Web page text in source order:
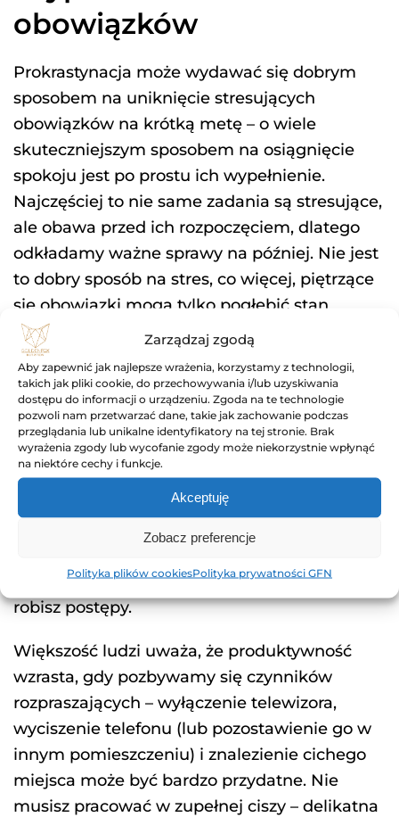
Zarządzaj zgodą
Aby zapewnić jak najlepsze wrażenia, korzystamy z technologii,
takich jak pliki cookie, do przechowywania i/lub uzyskiwania
dostępu do informacji o urządzeniu. Zgoda na te technologie
pozwoli nam przetwarzać dane, takie jak zachowanie podczas
przeglądania lub unikalne identyfikatory na tej stronie. Brak
wyrażenia zgody lub wycofanie zgody może niekorzystnie wpłynąć
na niektóre cechy i funkcje.
Akceptuję
Zobacz preferencje
Polityka plików cookiesPolityka prywatności GFN
obowiązków
Prokrastynacja może wydawać się dobrym
sposobem na uniknięcie stresujących
obowiązków na krótką metę – o wiele
skuteczniejszym sposobem na osiągnięcie
spokoju jest po prostu ich wypełnienie.
Najczęściej to nie same zadania są stresujące,
ale obawa przed ich rozpoczęciem, dlatego
odkładamy ważne sprawy na później. Nie jest
to dobry sposób na stres, co więcej, piętrzące
się obowiązki mogą tylko pogłębić stan
niepokoju.
Na szczęście istnieje kilka sposobów, które
pomogą ograniczyć prokrastynację i sprawią,
że obowiązki staną się bardziej wykonalne.
Warto jest tworzyć listy zadań i dzielić je na
mniejsze segmenty, które będą wydawać się
bardziej osiągalne i możliwe do zrobienia.
Pracuj nad nimi zaczynając od priorytetów,
zadaniami, a bardzo szybko zauważysz, że
robisz postępy.
Większość ludzi uważa, że produktywność
wzrasta, gdy pozbywamy się czynników
rozpraszających – wyłączenie telewizora,
wyciszenie telefonu (lub pozostawienie go w
innym pomieszczeniu) i znalezienie cichego
miejsca może być bardzo przydatne. Nie
musisz pracować w zupełnej ciszy – delikatna